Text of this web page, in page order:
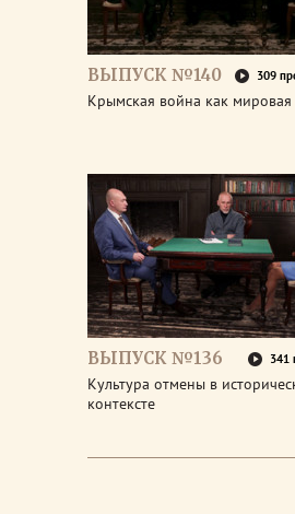
ВЫПУСК №140 309
Крымская война как мировая
ВЫПУСК №136 341
Культура отмены в
контексте